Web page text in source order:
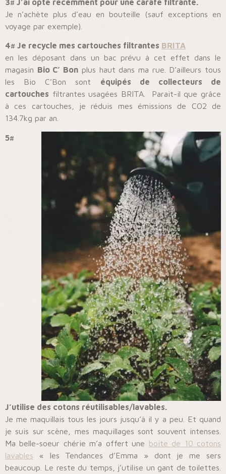
3# J’ai opté récemment pour une carafe filtrante.
Je n’achète plus d’eau en bouteille (sauf exceptions en
voyage par exemple).
4# Je recycle mes cartouches filtrantes BRITA
en les déposant dans un bac prévu à cet effet dans le
magasin Bio C’ Bon plus haut dans ma rue. D’ailleurs tous
les Bio C’Bon sont équipés de collecteurs de
cartouches filtrantes usagées BRITA. Parait-il que grâce
à ces cartouches, je réduis mes émissions de CO2 de
134.7kg par an.
5#
J’utilise des cotons réutilisables/lavables.
Je me maquillais tous les jours jusqu’à il y a peu. Et quand
je suis sur scène, mes maquillages sont souvent intenses.
Ma belle-soeur chérie m’a offert une boite de 10 cotons
lavables « les Tendances d’Emma » dont je me sers
beaucoup. Le reste du temps, j’utilise un gant de toilettes.